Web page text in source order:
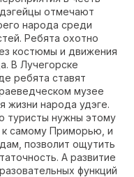
отмечают
народа среди
Ребята охотно
костюмы и движения
В Лучегорске
ребята ставят
музее
жизни народа удэге.
туристы нужны этому
самому Приморью, и
позволит ощутить
А развитие
функций